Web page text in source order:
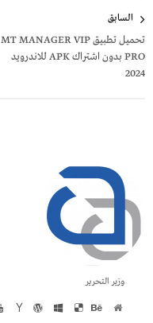
المقالات
السابق
تحميل تطبيق MT MANAGER VIP
PRO بدون اشتراك APK للاندرويد
2024
وزير التحرير